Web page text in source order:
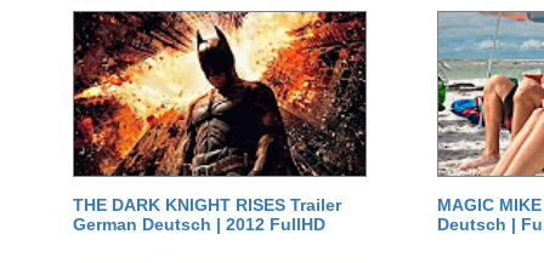
THE DARK KNIGHT RISES Trailer
German Deutsch | 2012 FullHD
MAGIC
Deutsch |